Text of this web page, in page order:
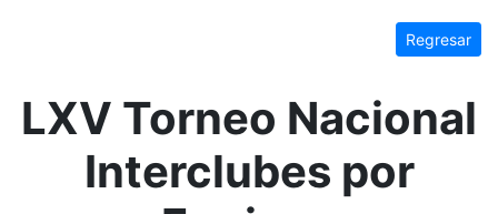
Regresar
LXV Torneo Nacional
Interclubes por